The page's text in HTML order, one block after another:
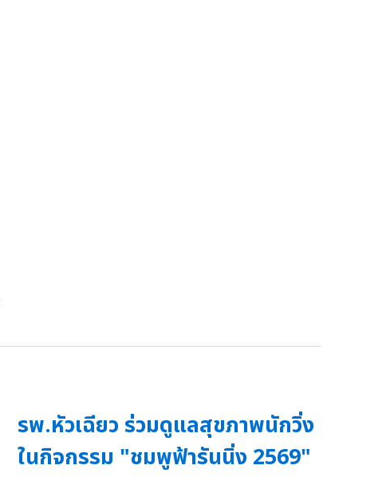
รพ.หัวเฉียว ร่วมดูแลสุขภาพนักวิ่ง
ในกิจกรรม "ชมพูฟ้ารันนิ่ง 2569"